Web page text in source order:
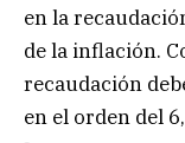
en la
de la inflación.
recaudación
en el orden del